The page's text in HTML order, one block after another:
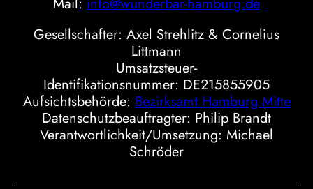
Gesellschafter: Axel Strehlitz & Cornelius
Littmann
Umsatzsteuer-
Identifikationsnummer: DE215855905
Aufsichtsbehörde:Bezirksamt Hamburg Mitte
Datenschutzbeauftragter: Philip Brandt
Verantwortlichkeit/Umsetzung: Michael
Schröder